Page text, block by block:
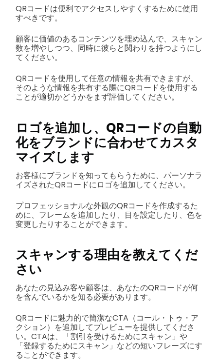
QRコードは便利でアクセスしやすくするために使用
すべきです。
顧客に価値のあるコンテンツを埋め込んで、スキャン
数を増やしつつ、同時に彼らと関わりを持つようにし
てください。
QRコードを使用して任意の情報を共有できますが、
そのような情報を共有する際にQRコードを使用する
ことが適切かどうかをまず評価してください。
ロゴを追加し、QRコードの自動
化をブランドに合わせてカスタ
マイズします
お客様にブランドを知ってもらうために、パーソナラ
イズされたQRコードにロゴを追加してください。
プロフェッショナルな外観のQRコードを作成するた
めに、フレームを追加したり、目を設定したり、色を
変更したりすることができます。
スキャンする理由を教えてくだ
さい
あなたの見込み客や顧客は、あなたのQRコードが何
を含んでいるかを知る必要があります。
QRコードに魅力的で簡潔なCTA（コール・トゥ・ア
クション）を追加してプレビューを提供してくださ
い。CTAは、「割引を受けるためにスキャン」や
「登録するためにスキャン」などの短いフレーズにす
ることができます。